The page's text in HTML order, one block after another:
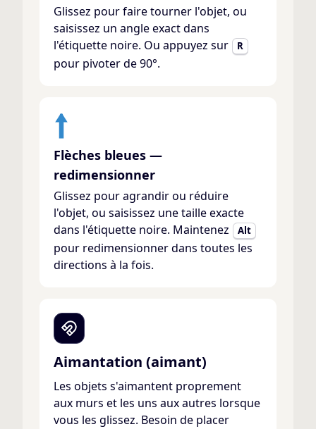
Glissez pour faire tourner l'objet, ou
saisissez un angle exact dans
l'étiquette noire. Ou appuyez sur
R
pour pivoter de 90°.
Flèches bleues —
redimensionner
Glissez pour agrandir ou réduire
l'objet, ou saisissez une taille exacte
dans l'étiquette noire. Maintenez
Alt
pour redimensionner dans toutes les
directions à la fois.
Aimantation (aimant)
Les objets s'aimantent proprement
aux murs et les uns aux autres lorsque
vous les glissez. Besoin de placer